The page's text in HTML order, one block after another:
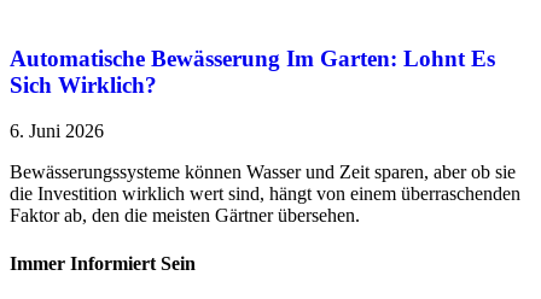
Automatische Bewässerung Im Garten: Lohnt Es
Sich Wirklich?
6. Juni 2026
Bewässerungssysteme können Wasser und Zeit sparen, aber ob sie
die Investition wirklich wert sind, hängt von einem überraschenden
Faktor ab, den die meisten Gärtner übersehen.
Immer Informiert Sein